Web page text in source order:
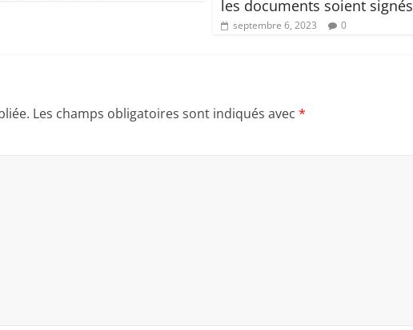
les documents soient signés
septembre 6, 2023 0
Les champs obligatoires sont indiqués avec *